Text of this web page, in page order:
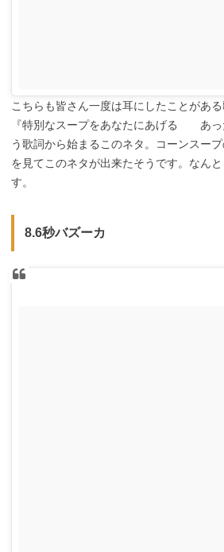
こちらも皆さん一度は耳にしたことがある
『特別なスープをあなたにあげる あっ
う歌詞から始まるこのネタ。コーンスー
を見てこのネタが出来たそうです。なん
す。
8.6秒バズーカ